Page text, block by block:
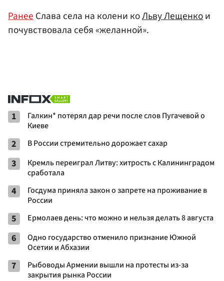
Ранее Слава села на колени коЛьву Лещенкои
почувствовала себя «желанной».
1
Галкин* потерял дар речи после слов Пугачевой о
Киеве
2 В России стремительно дорожает сахар
3
Кремль переиграл Литву: хитрость с Калининградом
сработала
4
Госдума приняла закон о запрете на проживание в
России
5 Ермолаев день: что можно и нельзя делать 8 августа
6
Одно государство отменило признание Южной
Осетии и Абхазии
7
Рыбоводы Армении вышли на протесты из-за
закрытия рынка России